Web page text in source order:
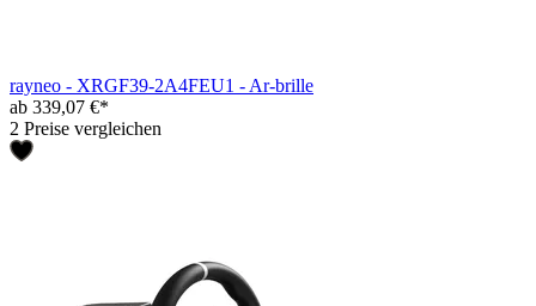
rayneo - XRGF39-2A4FEU1 - Ar-brille
ab 339,07 €*
2 Preise vergleichen